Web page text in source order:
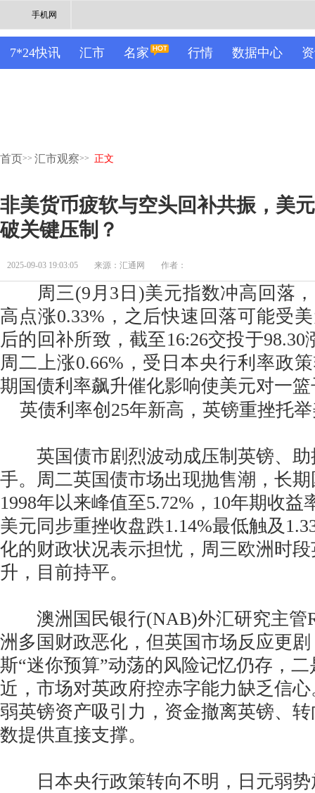
手机网
7*24快讯 汇市 名家 行情 数据中心
首页>> 汇市观察>> 正文
非美货币疲软与空头回补共振，美
破关键压制？
2025-09-03 19:03:05 来源：汇通网 作者：
周三(9月3日)美元指数冲高回落，
高点涨0.33%，之后快速回落可能受
后的回补所致，截至16:26交投于98.30
周二上涨0.66%，受日本央行利率政
期国债利率飙升催化影响使美元对一
英债利率创25年新高，英镑重挫托
英国债市剧烈波动成压制英镑、助
手。周二英国债市场出现抛售潮，长
1998年以来峰值至5.72%，10年期收益
美元同步重挫收盘跌1.14%最低触及
化的财政状况表示担忧，周三欧洲时
升，目前持平。
澳洲国民银行(NAB)外汇研究主管
洲多国财政恶化，但英国市场反应更
斯“迷你预算”动荡的风险记忆仍存，
近，市场对英政府控赤字能力缺乏信
弱英镑资产吸引力，资金撤离英镑、
数提供直接支撑。
日本央行政策转向不明，日元弱势